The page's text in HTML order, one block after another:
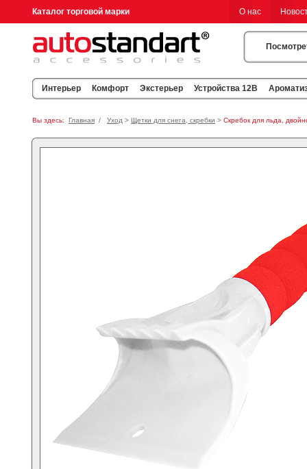
Каталог торговой марки О нас
Интерьер Комфорт Экстерьер Устройства 12В
Вы здесь: Главная / Уход > Щетки для снега, скребки > Скребок для льда,